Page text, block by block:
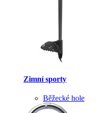
Zimní sporty
Běžecké hole